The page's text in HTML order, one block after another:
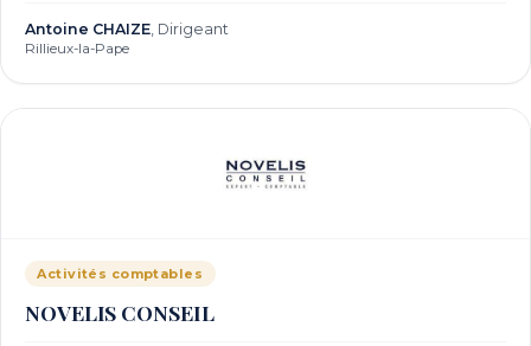
Antoine CHAIZE , Dirigeant
Rillieux-la-Pape
Activités comptables
NOVELIS CONSEIL